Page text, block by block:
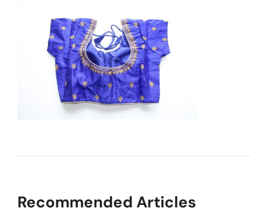
Recommended Articles